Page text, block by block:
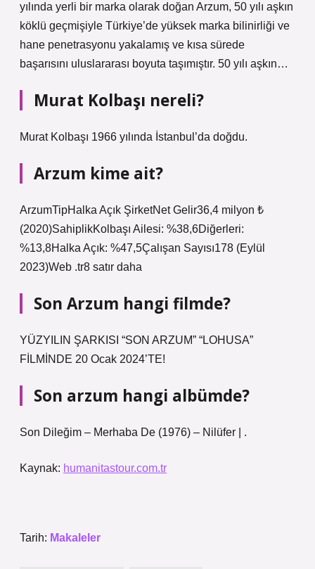
yılında yerli bir marka olarak doğan Arzum, 50 yılı aşkın
köklü geçmişiyle Türkiye’de yüksek marka bilinirliği ve
hane penetrasyonu yakalamış ve kısa sürede
başarısını uluslararası boyuta taşımıştır. 50 yılı aşkın…
Murat Kolbaşı nereli?
Murat Kolbaşı 1966 yılında İstanbul’da doğdu.
Arzum kime ait?
ArzumTipHalka Açık ŞirketNet Gelir36,4 milyon ₺
(2020)SahiplikKolbaşı Ailesi: %38,6Diğerleri:
%13,8Halka Açık: %47,5Çalışan Sayısı178 (Eylül
2023)Web .tr8 satır daha
Son Arzum hangi filmde?
YÜZYILIN ŞARKISI “SON ARZUM” “LOHUSA”
FİLMİNDE 20 Ocak 2024’TE!
Son arzum hangi albümde?
Son Dileğim – Merhaba De (1976) – Nilüfer | .
Kaynak: humanitastour.com.tr
Tarih: Makaleler